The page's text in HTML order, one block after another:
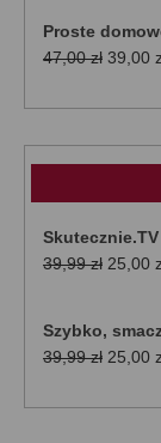
Proste
47,00zł 39,00
39,99zł
39,99
25,00
Szybko,
39,99zł 25,00